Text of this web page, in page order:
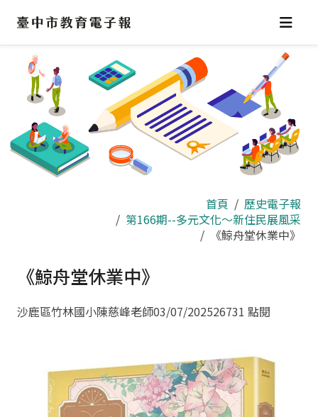
區
首頁
歷史電子報
第166期--多元文化～新住民展風采
《鯨舟堂休業中》
《鯨舟堂休業中》
沙鹿區竹林國小陳慈峰老師03/07/202526731 點閱